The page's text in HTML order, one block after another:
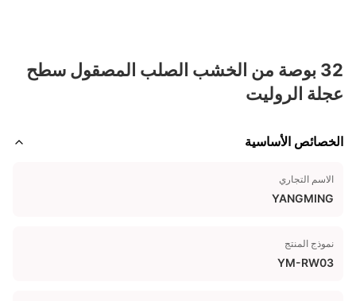
32 بوصة من الخشب الصلب المصقول سطح
عجلة الروليت
الخصائص الأساسية
الاسم التجاري
YANGMING
نموذج المنتج
YM-RW03